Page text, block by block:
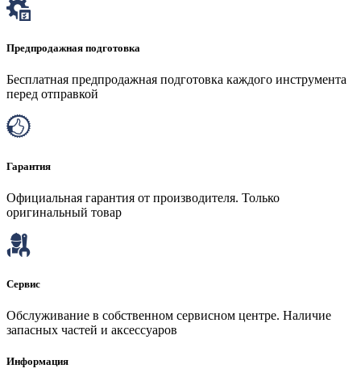
Предпродажная подготовка
Бесплатная предпродажная подготовка каждого инструмента
перед отправкой
Гарантия
Официальная гарантия от производителя. Только
оригинальный товар
Сервис
Обслуживание в собственном сервисном центре. Наличие
запасных частей и аксессуаров
Информация